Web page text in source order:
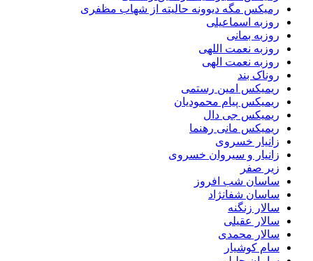
رمیکس مگه دیوونه حالیته از شهاب مظفری
روزبه اسماعیلی
روزبه بمانی
روزبه نعمت اللهی
روزبه نعمت الهی
روناک بند
ریمیکس امین رستمی
ریمیکس پیام محمودیان
ریمیکس جی دال
ریمیکس مانی رهنما
زانیار خسروی
زانیار و سیروان خسروی
زیر صفر
ساسان شب افروز
ساسان شفانژاد
سالار زنگنه
سالار عقیلی
سالار محمدی
سام کوشیار